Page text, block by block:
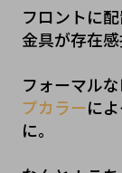
フロントに
金具が存在
フォーマル
プカラーに
に。